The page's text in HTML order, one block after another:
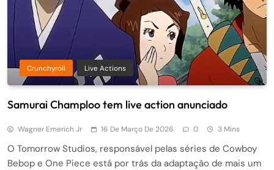
Crunchyroll Live Actions
Samurai Champloo tem live action anunciado
Wagner Emerich Jr 16 De Março De 2026 0 3 Mins
O Tomorrow Studios, responsável pelas séries de Cowboy
Bebop e One Piece está por trás da adaptação de mais um